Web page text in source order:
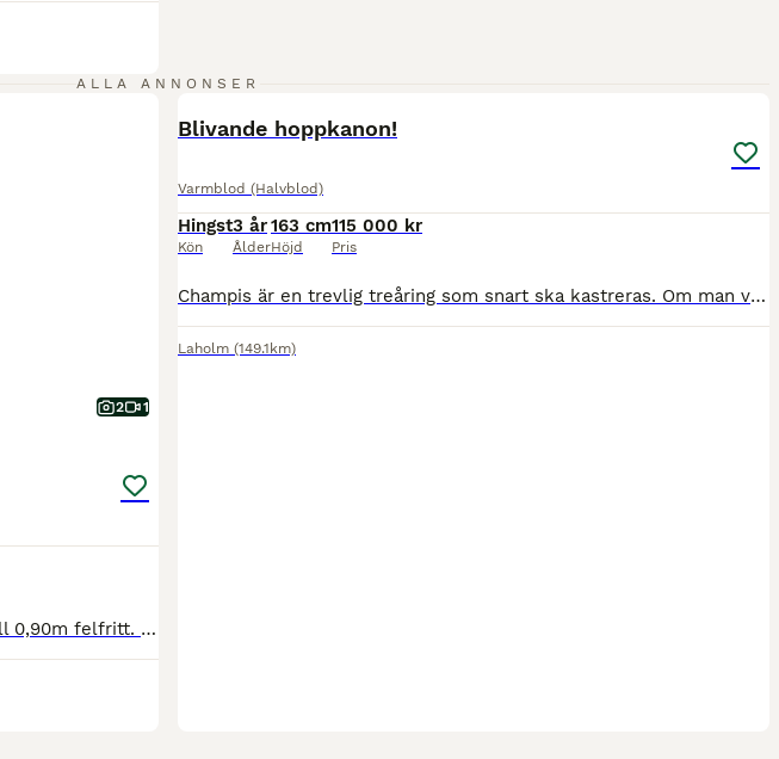
ALLA ANNONSER
2 1
ER Cloud 9 2019 Mr Vain - Leuthen I Tävlad upp till 0,90m felfritt. Finns väldigt mycket mer att plocka fram. Är en egen uppfödning, mamma Celina tävlade CNC*, 1,20m hoppning och LA dressyr. Halvs
Blivande hoppkanon!
Varmblod (Halvblod)
Hingst
Kön
3 år
Ålder
163 cm
Höjd
115 000 kr
Pris
Champis är en trevlig treåring som snart ska kastreras. Om man vill behålla honom som hingst så får man vara snabb, annars kastrerar vi honom. Väldigt trevligt temperament och har inte varit hingstig
Laholm (149.1km)